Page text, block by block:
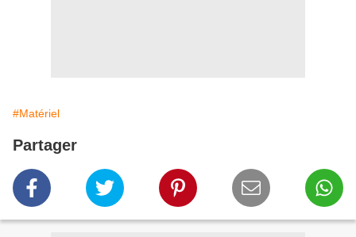
#Matériel
Partager